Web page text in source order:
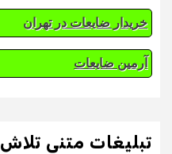
خریدار ضایعات در تهران
آرمین ضایعات
تبلیغات متنی تلاش